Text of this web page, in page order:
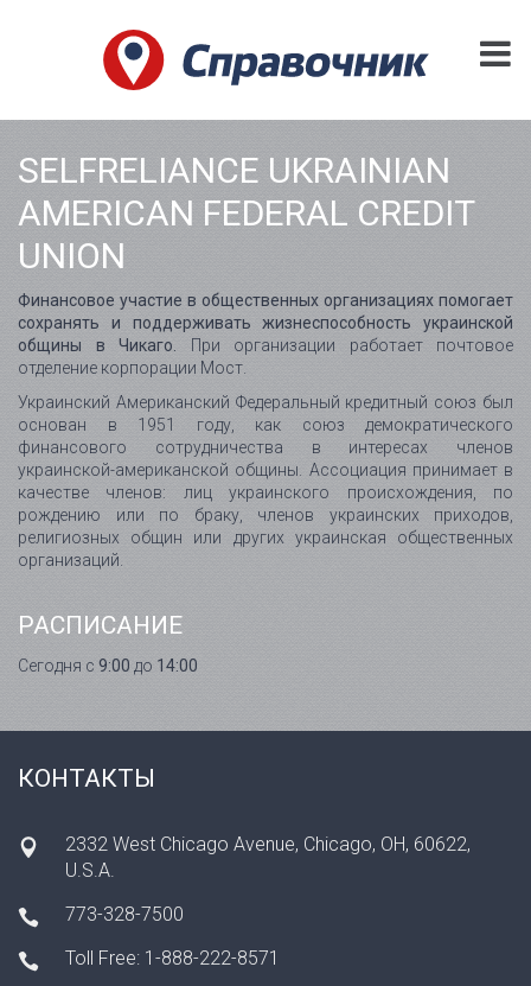
SELFRELIANCE UKRAINIAN
AMERICAN FEDERAL CREDIT
UNION
Финансовое участие в общественных организациях помогает
сохранять и поддерживать жизнеспособность украинской
общины в Чикаго.
При организации работает почтовое
отделение корпорации Мост.
Украинский Американский Федеральный кредитный союз был
основан в 1951 году, как союз демократического
финансового сотрудничества в интересах членов
украинской-американской общины. Ассоциация принимает в
качестве членов: лиц украинского происхождения, по
рождению или по браку, членов украинских приходов,
религиозных общин или других украинская общественных
организаций.
РАСПИСАНИЕ
Сегодня с 9:00 до 14:00
КОНТАКТЫ
2332 West Chicago Avenue, Chicago, OH, 60622,
U.S.A.
773-328-7500
Toll Free: 1-888-222-8571